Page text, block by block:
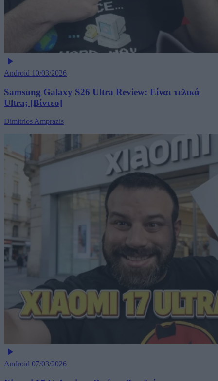
Android 10/03/2026
Samsung Galaxy S26 Ultra Review: Είναι τελικά
Ultra; [Βίντεο]
Dimitrios Amprazis
Android 07/03/2026